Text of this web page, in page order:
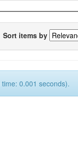
Sort items by
0.001 seconds).